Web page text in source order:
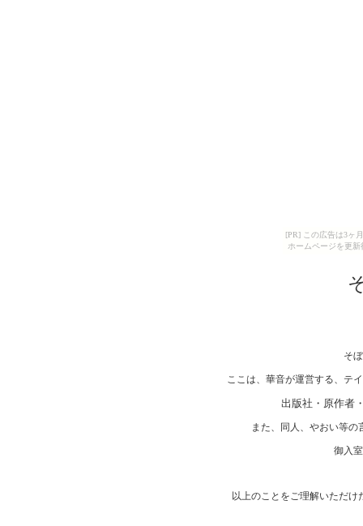
[PR] この広告は3ヶ
ホームページを更
そ
ここは、華音が運営する、テ
出版社・原作者
また、同人、やおい等
御入
以上のことをご理解いただけ